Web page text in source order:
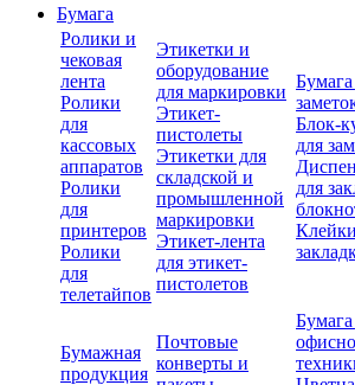
Бумага
Ролики и
чековая
лента
Ролики
для
кассовых
аппаратов
Ролики
для
принтеров
Ролики
для
телетайпов
Этикетки и
оборудование
для маркировки
Этикет-
пистолеты
Этикетки для
складской и
промышленной
маркировки
Этикет-лента
для этикет-
пистолетов
Блок-
для
для
Бумажная
продукция
Почтовые
конверты и